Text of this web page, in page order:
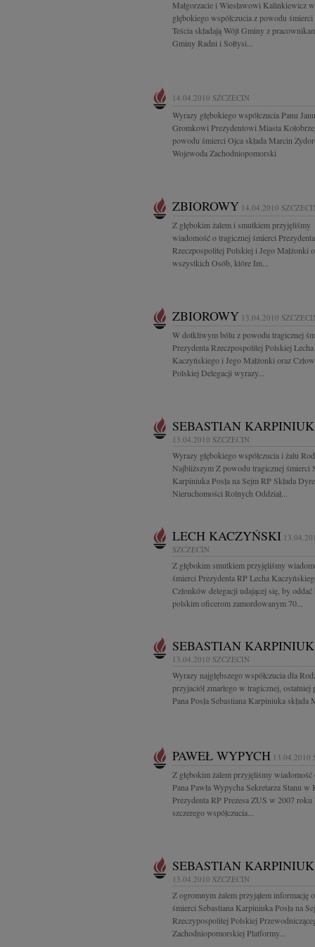
Małgorzacie i Wiesławowi Kalinkiewicz
głębokiego współczucia z powodu
Teścia składają Wójt Gminy z
Gminy Radni i Sołtysi...
14.04.2010 SZCZECIN
Wyrazy głębokiego współczucia Panu
Gromkowi Prezydentowi Miasta
powodu śmierci Ojca składa Marcin
Wojewoda Zachodniopomorski
ZBIOROWY 14.04.2010
Z głębokim żalem i smutkiem przyjęliśmy
wiadomość o tragicznej śmierci Prezydenta
Rzeczpospolitej Polskiej i Jego Małżonki
wszystkich Osób, które Im...
ZBIOROWY 13.04.2010
W dotkliwym bólu z powodu tragicznej
Prezydenta Rzeczpospolitej Polskiej Lecha
Kaczyńskiego i Jego Małżonki oraz
Polskiej Delegacji wyrazy...
SEBASTIAN KARPINIUK
13.04.2010 SZCZECIN
Wyrazy głębokiego współczucia i żalu
Najbliższym Z powodu tragicznej śmierci
Karpiniuka Posła na Sejm RP Składa
Nieruchomości Rolnych Oddział...
LECH KACZYŃSKI
SZCZECIN
Z głębokim smutkiem przyjęliśmy
śmierci Prezydenta RP Lecha
Członków delegacji udającej się, by oddać
polskim oficerom zamordowanym 70...
SEBASTIAN KARPINIUK
13.04.2010 SZCZECIN
Wyrazy najgłębszego współczucia dla
przyjaciół zmarłego w tragicznej, ostatniej
Pana Posła Sebastiana Karpiniuka składa
PAWEŁ WYPYCH 13.04.2010
Z głębokim żalem przyjęliśmy wiadomość
Pana Pawła Wypycha Sekretarza Stanu w
Prezydenta RP Prezesa ZUS w 2007 roku
szczerego współczucia...
SEBASTIAN KARPINIUK
13.04.2010 SZCZECIN
Z ogromnym żalem przyjąłem informację
śmierci Sebastiana Karpiniuka Posła na
Rzeczypospolitej Polskiej
Zachodniopomorskiej Platformy...